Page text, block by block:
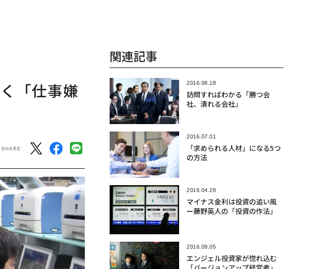
「仕事嫌
関連記事
2016.08.18
訪問すればわかる「勝つ会
社、潰れる会社」
2016.07.01
「求められる人材」になる5つ
の方法
2016.04.28
マイナス金利は投資の追い風
ー藤野英人の「投資の作法」
2016.09.05
エンジェル投資家が惚れ込む